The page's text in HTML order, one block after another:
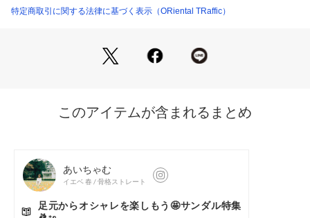
M【23.0～23.5㎝】
サンプルにて撮影をしておりますので、中敷色、ロゴ色、裏地
特定商取引に関する法律に基づく表示（ORiental TRaffic）